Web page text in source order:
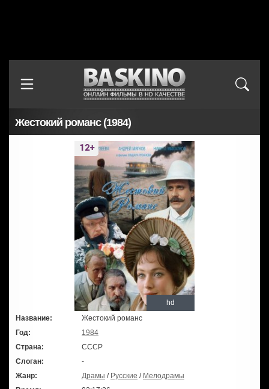
Жестокий романс (1984)
hd
Название:
Жестокий романс
Год:
1984
Страна:
СССР
Слоган:
-
Жанр:
Драмы / Русские / Мелодрамы